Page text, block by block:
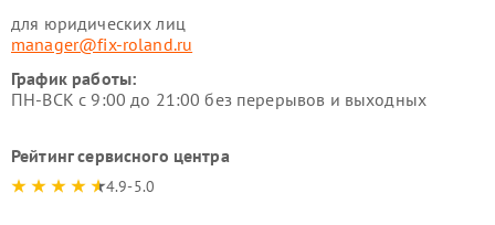
для юридических лиц
manager@fix-roland.ru
График работы:
ПН-ВСК с 9:00 до 21:00 без перерывов и выходных
Рейтинг сервисного центра
4.9-5.0